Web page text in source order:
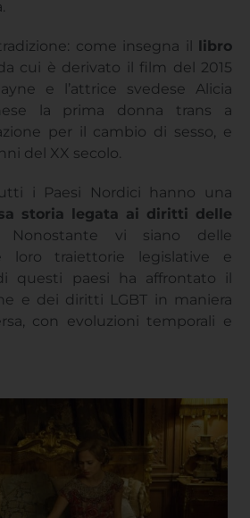
come insegna il libro
cui è derivato il film del 2015
e l’attrice svedese Alicia
la prima donna trans a
per il cambio di sesso, e
del XX secolo.
i Paesi Nordici hanno una
storia legata ai diritti delle
Nonostante vi siano delle
loro traiettorie legislative e
questi paesi ha affrontato il
e dei diritti LGBT in maniera
con evoluzioni temporali e